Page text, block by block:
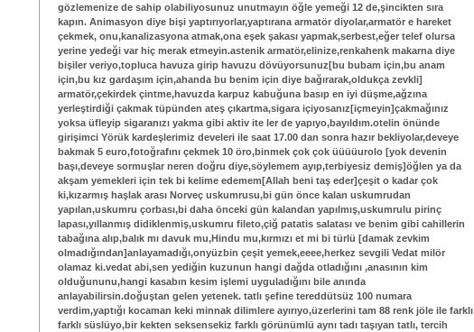
gözlemenize de sahip olabiliyosunuz unutmayın öğle yemeği 12 de,şincikten sıra
kapın. Animasyon diye bişi yaptırıyorlar,yaptırana armatör diyolar,armatör e hareket
çekmek, onu,kanalizasyona atmak,ona eşek şakası yapmak,serbest,eğer telef olursa
yerine yedeği var hiç merak etmeyin.astenik armatör,elinize,renkahenk makarna diye
bişiler veriyo,topluca havuza girip havuzu dövüyorsunuz[bu bubam için,bu anam
için,bu kız gardaşım için,ahanda bu benim için diye bağırarak,oldukça zevkli]
armatör,çekirdek çintme,havuzda karpuz kabuğuna basıp en iyi düşme,ağzına
yerleştirdiği çakmak tüpünden ateş çıkartma,sigara içiyosanız[içmeyin]çakmağınız
yoksa üfleyip sigaranızı yakma gibi aktiv ite ler de yapıyo,bayıldım.otelin önünde
girişimci Yörük kardeşlerimiz develeri ile saat 17.00 dan sonra hazır bekliyolar,deveye
bakmak 5 euro,fotoğrafını çekmek 10 öro,binmek çok çok üüüüurolo [yok devenin
başı,deveye sormuşlar neren doğru diye,söylemem ayıp,terbiyesiz demiş]öğlen ya da
akşam yemekleri için tek bi kelime edemem[Allah beni taş eder]çeşit o kadar çok
ki,kızarmış haşlak arası Norveç uskumrusu,bi gün önce kalan uskumrudan
yapılan,uskumru çorbası,bi daha önceki gün kalandan yapılmış,uskumrulu pirinç
lapası,yıllanmış didiklenmiş,uskumru fileto,çiğ patatis salatası ve benim gibi cahillerin
tabağına alıp,balık mı davuk mu,Hindu mu,kırmızı et mi bi türlü [damak zevkim
olmadığından]anlayamadığı,onyüzbin çeşit yemek,eeee,herkez sevgili Vedat milör
olamaz ki.vedat abi,sen yediğin kuzunun hangi dağda otladığını ,anasının kim
olduğununu,hangi kasabın kesim işlemi uyguladığını bile anında
anlayabilirsin.doğuştan gelen yetenek. tatlı şefine tereddütsüz 100 numara
verdim,yaptığı kocaman keki minnak dilimlere ayırıyo,üzerlerini tam 88 renk jöle ile farklı
farklı süslüyo,bir kekten seksensekiz farklı görünümlü aynı tadı taşıyan tatlı, tercih